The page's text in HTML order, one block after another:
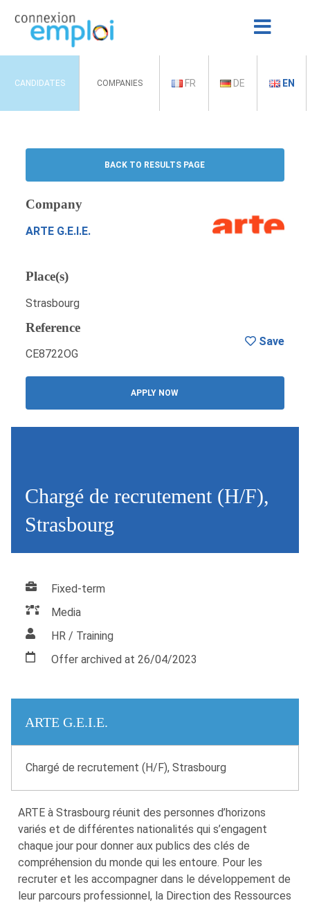
CANDIDATES COMPANIES FR DE EN
BACK TO RESULTS PAGE
Company
ARTE G.E.I.E.
Place(s)
Strasbourg
Reference
CE8722OG
APPLY NOW
Save
Chargé de recrutement (H/F),
Strasbourg
Fixed-term
Media
HR / Training
Offer archived at 26/04/2023
ARTE G.E.I.E.
Chargé de recrutement (H/F), Strasbourg
ARTE à Strasbourg réunit des personnes d’horizons
variés et de différentes nationalités qui s’engagent
chaque jour pour donner aux publics des clés de
compréhension du monde qui les entoure. Pour les
recruter et les accompagner dans le développement de
leur parcours professionnel, la Direction des Ressources